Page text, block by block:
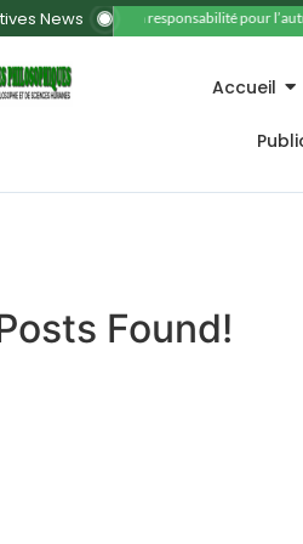
News 11. La responsabilité pour l’autre
Accueil
Found!